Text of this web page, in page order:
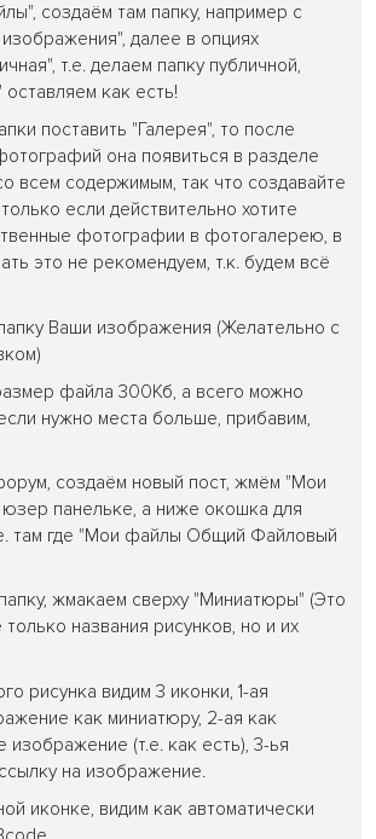
создаём там папку, например с
далее в опциях
т.е. делаем папку публичной,
как есть!
поставить "Галерея", то после
она появиться в разделе
всем содержимым, так что создавайте
если действительно хотите
фотографии в фотогалерею, в
это не рекомендуем, т.к. будем всё
Ваши изображения (Желательно с
файла 300Кб, а всего можно
нужно места больше, прибавим,
создаём новый пост, жмём "Мои
панельке, а ниже окошка для
там где "Мои файлы Общий Файловый
жмакаем сверху "Миниатюры" (Это
названия рисунков, но и их
рисунка видим 3 иконки, 1-ая
как миниатюру, 2-ая как
изображение (т.е. как есть), 3-ья
на изображение.
иконке, видим как автоматически